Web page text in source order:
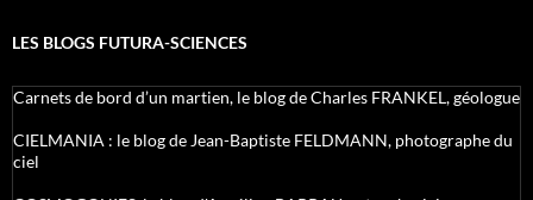
LES BLOGS FUTURA-SCIENCES
Carnets de bord d’un martien, le blog de Charles FRANKEL, géologue
CIELMANIA : le blog de Jean-Baptiste FELDMANN, photographe du
ciel